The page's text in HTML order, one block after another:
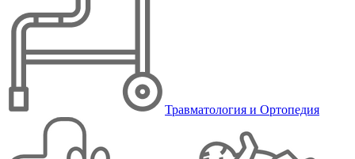
Травматология и Ортопедия